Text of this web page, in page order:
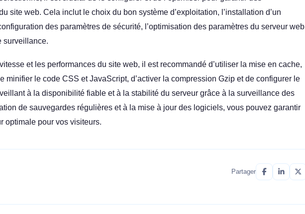
site web. Cela inclut le choix du bon système d’exploitation, l’installation d’un
des paramètres de sécurité, l’optimisation des paramètres du serveur web
surveillance.
et les performances du site web, il est recommandé d’utiliser la mise en cache,
minifier le code CSS et JavaScript, d’activer la compression Gzip et de configurer le
à la disponibilité fiable et à la stabilité du serveur grâce à la surveillance des
de sauvegardes régulières et à la mise à jour des logiciels, vous pouvez garantir
optimale pour vos visiteurs.
Partager